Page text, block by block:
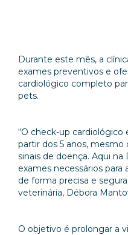
Durante este mês, a
exames preventivos e
cardiológico completo
pets.
“O check-up cardiológico
partir dos 5 anos,
sinais de doença. Aqui
exames necessários para
de forma precisa e
veterinária, Débora
O objetivo é prolongar a